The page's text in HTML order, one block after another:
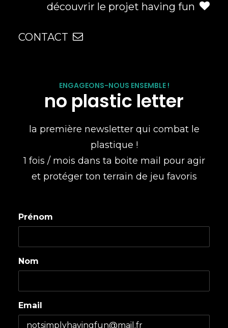
découvrir le projet having fun
CONTACT
ENGAGEONS-NOUS ENSEMBLE !
no plastic letter
la première newsletter qui combat le
plastique !
1 fois / mois dans ta boite mail pour agir
et protéger ton terrain de jeu favoris
Prénom
Nom
Email